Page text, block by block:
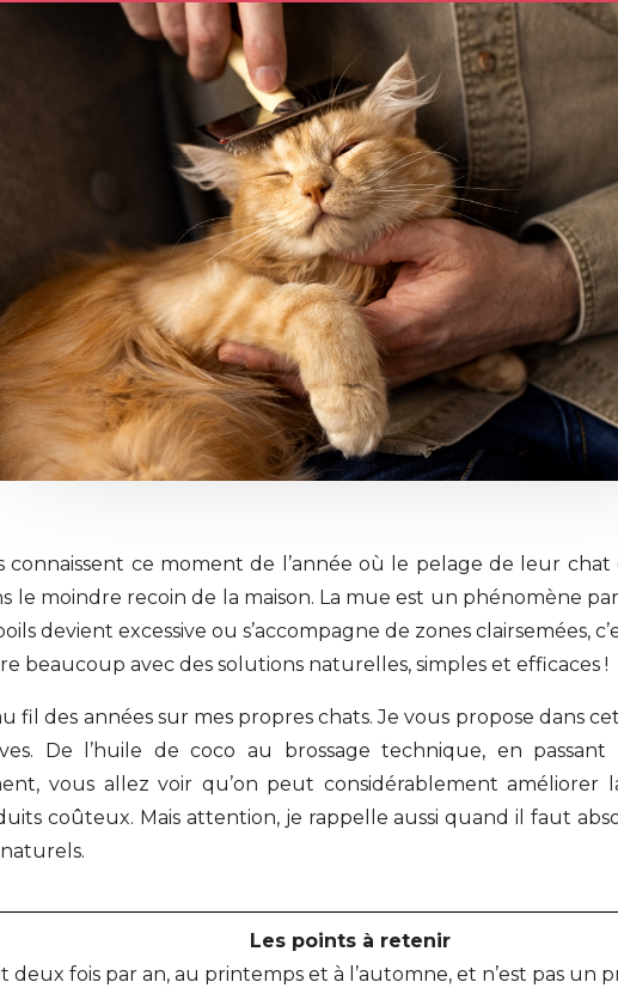
connaissent ce moment de l’année où le pelage de leur
le moindre recoin de la maison. La mue est un phénomène
devient excessive ou s’accompagne de zones clairsemées,
beaucoup avec des solutions naturelles, simples et efficaces !
fil des années sur mes propres chats. Je vous propose dans
De l’huile de coco au brossage technique, en
vous allez voir qu’on peut considérablement
coûteux. Mais attention, je rappelle aussi quand il faut
Les points à retenir
fois par an, au printemps et à l’automne, et n’est pas un